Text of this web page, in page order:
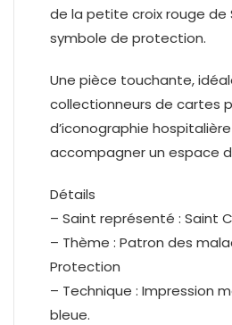
de la petite croix rouge de
symbole de protection.
Une pièce touchante,
collectionneurs de cartes
d’iconographie
accompagner un espace
Détails
– Saint représenté : Saint
– Thème : Patron des
Protection
– Technique : Impression
bleue.